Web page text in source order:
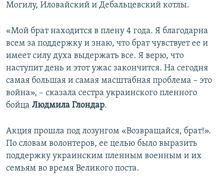
Могилу, Иловайский и Дебальцевский котлы.
«Мой брат находится в плену 4 года. Я благодарна
всем за поддержку и знаю, что брат чувствует ее и
имеет силу духа выдержать все. Я верю, что
наступит день и этот ужас закончится. На сегодня
самая большая и самая масштабная проблема – это
война», – сказала сестра украинского пленного
бойца Людмила Глондар.
Акция прошла под лозунгом «Возвращайся, брат!».
По словам волонтеров, ее целью было выразить
поддержку украинским пленным военным и их
семьям во время Великого поста.